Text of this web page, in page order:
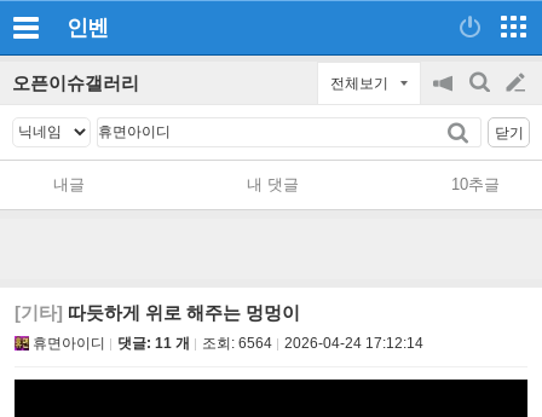
인벤
오픈이슈갤러리 전체보기
공
지
on/off
검
글
쓰
닫기
내글 내 댓글 10추글
[기타] 따듯하게 위로 해주는 멍멍이
휴면아이디 댓글: 11 개 조회: 6564 2026-04-24 17:12:14